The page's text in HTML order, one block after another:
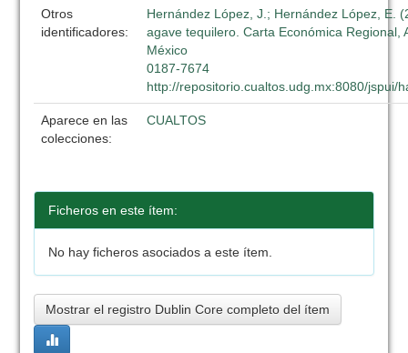
Otros
identificadores:
Hernández López, J.; Hernández López, E.
agave tequilero. Carta Económica Regional,
México
0187-7674
http://repositorio.cualtos.udg.mx:8080/jspui/
Aparece en las
colecciones:
CUALTOS
Ficheros en este ítem:
No hay ficheros asociados a este ítem.
Mostrar el registro Dublin Core completo del ítem